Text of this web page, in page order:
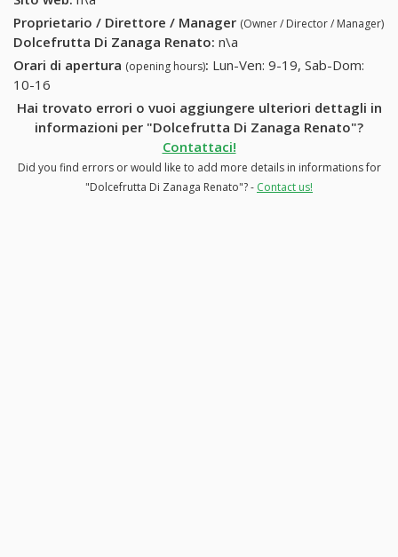
Proprietario / Direttore / Manager (Owner / Director / Manager)
Dolcefrutta Di Zanaga Renato: n\a
Orari di apertura (opening hours): Lun-Ven: 9-19, Sab-Dom:
10-16
Hai trovato errori o vuoi aggiungere ulteriori dettagli in
informazioni per "Dolcefrutta Di Zanaga Renato"?
Contattaci!
Did you find errors or would like to add more details in informations for
"Dolcefrutta Di Zanaga Renato"? - Contact us!